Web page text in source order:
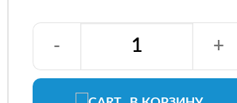
- +